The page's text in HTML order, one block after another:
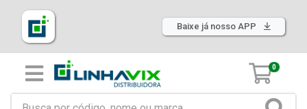
Baixe já nosso APP
0